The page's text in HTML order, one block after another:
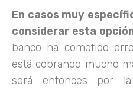
En casos muy
considerar esta
banco ha cometido
está cobrando mucho
será entonces por